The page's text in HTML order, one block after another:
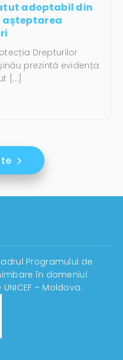
adoptabil din
așteptarea
Drepturilor
prezintă evidența
[…]
Programului de
în domeniul
– Moldova.